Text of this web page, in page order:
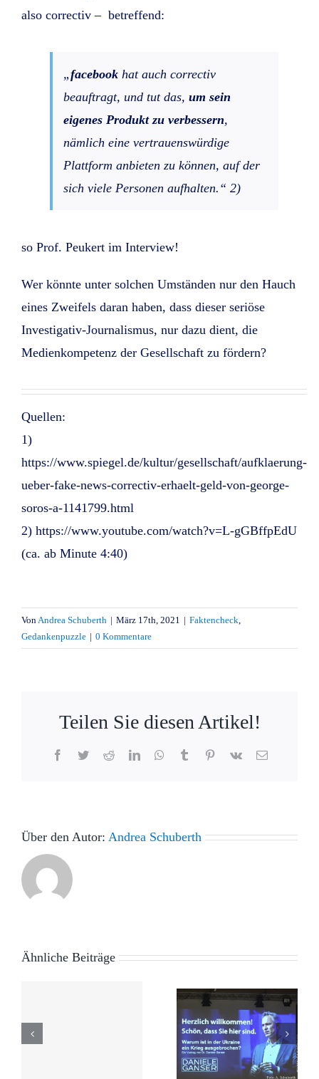
also correctiv – betreffend:
„facebookhat auch correctiv
beauftragt, und tut das, um sein
eigenes Produkt zu verbessern,
nämlich eine vertrauenswürdige
Plattform anbieten zu können, auf der
sich viele Personen aufhalten.“ 2)
so Prof. Peukert im Interview!
Wer könnte unter solchen Umständen nur den Hauch
eines Zweifels daran haben, dass dieser seriöse
Investigativ-Journalismus, nur dazu dient, die
Medienkompetenz der Gesellschaft zu fördern?
Quellen:
1)
https://www.spiegel.de/kultur/gesellschaft/aufklaerung-
ueber-fake-news-correctiv-erhaelt-geld-von-george-
soros-a-1141799.html
2) https://www.youtube.com/watch?v=L-gGBffpEdU
(ca. ab Minute 4:40)
VonAndrea Schuberth | März 17th, 2021 | Faktencheck,
Gedankenpuzzle | 0 Kommentare
Teilen Sie diesen Artikel!
Facebook
TwitterRedditLinkedInWhatsApp
TumblrPinterest
Vk
E-
Über den Autor: Andrea Schuberth
Ähnliche Beiträge
Wie
Hier
sich das
Klima
schneller